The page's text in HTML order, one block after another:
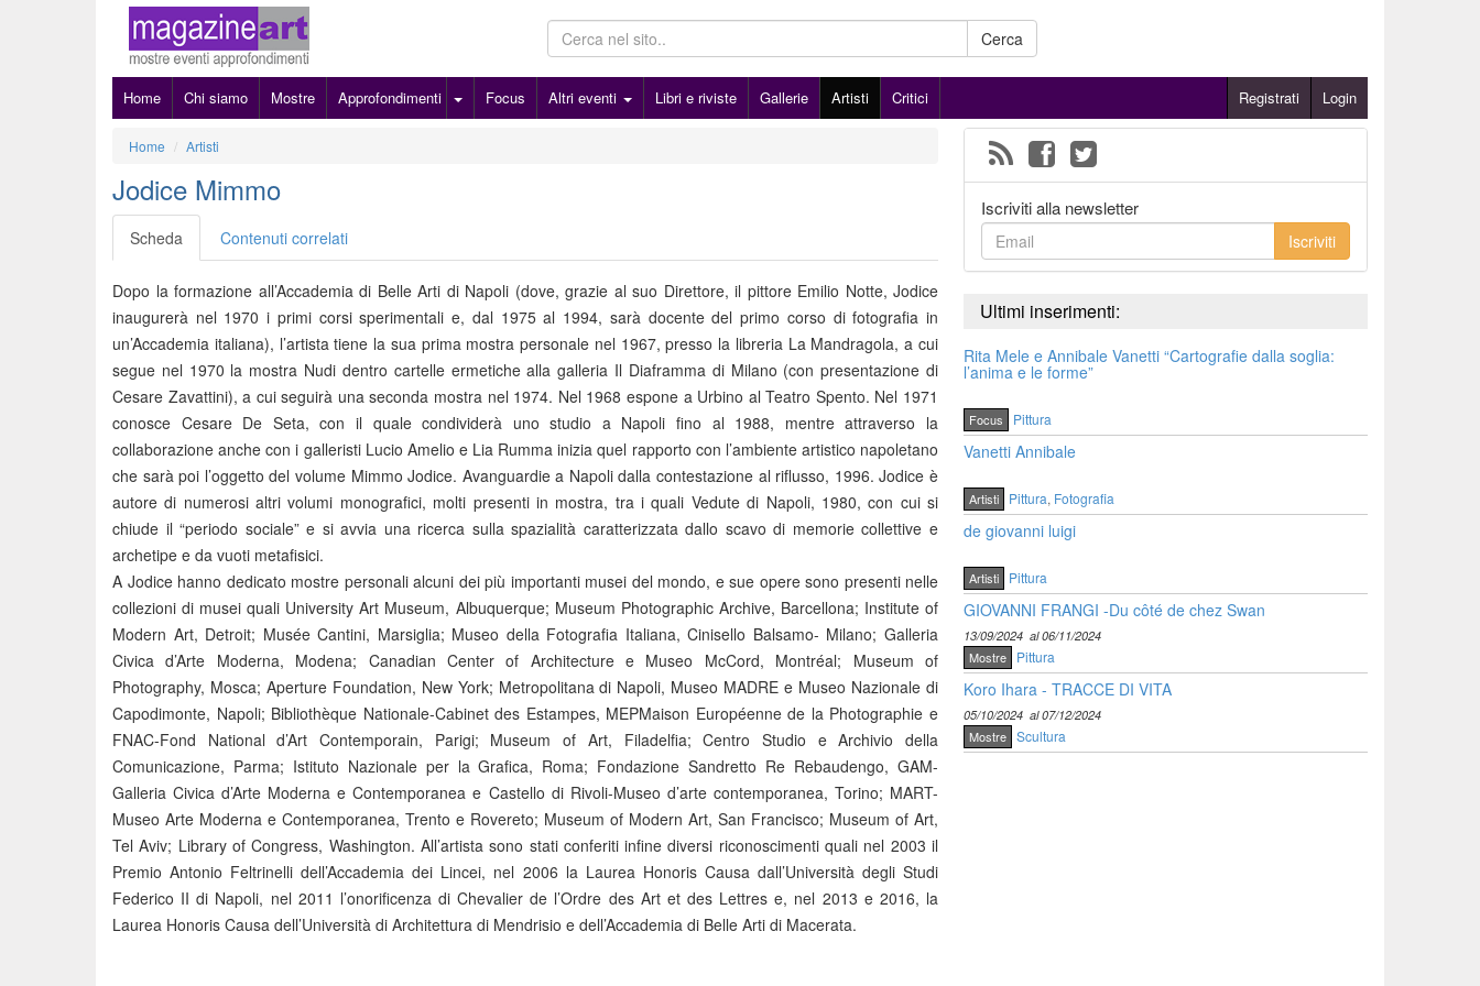
Cerca
Home Chi siamo Mostre Approfondimenti Focus Altri eventi Libri e riviste Gallerie Artisti Critici Registrati Login
Home Artisti
Jodice Mimmo
Scheda Contenuti correlati
Dopo la formazione all’Accademia di Belle Arti di Napoli (dove, grazie al suo Direttore, il pittore Emilio Notte, Jodice
inaugurerà nel 1970 i primi corsi sperimentali e, dal 1975 al 1994, sarà docente del primo corso di fotografia in
un’Accademia italiana), l’artista tiene la sua prima mostra personale nel 1967, presso la libreria La Mandragola, a cui
segue nel 1970 la mostra Nudi dentro cartelle ermetiche alla galleria Il Diaframma di Milano (con presentazione di
Cesare Zavattini), a cui seguirà una seconda mostra nel 1974. Nel 1968 espone a Urbino al Teatro Spento. Nel 1971
conosce Cesare De Seta, con il quale condividerà uno studio a Napoli fino al 1988, mentre attraverso la
collaborazione anche con i galleristi Lucio Amelio e Lia Rumma inizia quel rapporto con l’ambiente artistico napoletano
che sarà poi l’oggetto del volume Mimmo Jodice. Avanguardie a Napoli dalla contestazione al riflusso, 1996. Jodice è
autore di numerosi altri volumi monografici, molti presenti in mostra, tra i quali Vedute di Napoli, 1980, con cui si
chiude il “periodo sociale” e si avvia una ricerca sulla spazialità caratterizzata dallo scavo di memorie collettive e
archetipe e da vuoti metafisici.
A Jodice hanno dedicato mostre personali alcuni dei più importanti musei del mondo, e sue opere sono presenti nelle
collezioni di musei quali University Art Museum, Albuquerque; Museum Photographic Archive, Barcellona; Institute of
Modern Art, Detroit; Musée Cantini, Marsiglia; Museo della Fotografia Italiana, Cinisello Balsamo- Milano; Galleria
Civica d’Arte Moderna, Modena; Canadian Center of Architecture e Museo McCord, Montréal; Museum of
Photography, Mosca; Aperture Foundation, New York; Metropolitana di Napoli, Museo MADRE e Museo Nazionale di
Capodimonte, Napoli; Bibliothèque Nationale-Cabinet des Estampes, MEPMaison Européenne de la Photographie e
FNAC-Fond National d’Art Contemporain, Parigi; Museum of Art, Filadelfia; Centro Studio e Archivio della
Comunicazione, Parma; Istituto Nazionale per la Grafica, Roma; Fondazione Sandretto Re Rebaudengo, GAM-
Galleria Civica d’Arte Moderna e Contemporanea e Castello di Rivoli-Museo d’arte contemporanea, Torino; MART-
Museo Arte Moderna e Contemporanea, Trento e Rovereto; Museum of Modern Art, San Francisco; Museum of Art,
Tel Aviv; Library of Congress, Washington. All’artista sono stati conferiti infine diversi riconoscimenti quali nel 2003 il
Premio Antonio Feltrinelli dell’Accademia dei Lincei, nel 2006 la Laurea Honoris Causa dall’Università degli Studi
Federico II di Napoli, nel 2011 l’onorificenza di Chevalier de l’Ordre des Art et des Lettres e, nel 2013 e 2016, la
Laurea Honoris Causa dell’Università di Architettura di Mendrisio e dell’Accademia di Belle Arti di Macerata.
Iscriviti alla newsletter
Iscriviti
Ultimi inserimenti:
Rita Mele e Annibale Vanetti “Cartografie dalla soglia:
l’anima e le forme”
Focus Pittura
Vanetti Annibale
Artisti Pittura, Fotografia
de giovanni luigi
Artisti Pittura
GIOVANNI FRANGI -Du côté de chez Swan
13/09/2024 al 06/11/2024
Mostre Pittura
Koro Ihara - TRACCE DI VITA
05/10/2024 al 07/12/2024
Mostre Scultura